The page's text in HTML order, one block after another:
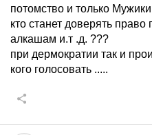
потомство и только Мужики
кто станет доверять
алкашам и.т .д. ???
при дермократии так и
кого голосовать .....